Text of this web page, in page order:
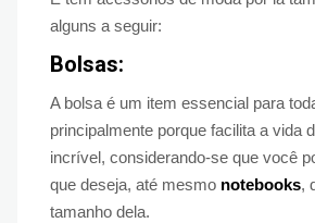
alguns a seguir:
Bolsas:
A bolsa é um item essencial para
principalmente porque facilita a vida
incrível, considerando-se que você
que deseja, até mesmo notebooks,
tamanho dela.